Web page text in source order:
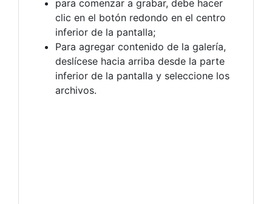
para comenzar a grabar, debe hacer
clic en el botón redondo en el centro
inferior de la pantalla;
Para agregar contenido de la galería,
deslícese hacia arriba desde la parte
inferior de la pantalla y seleccione los
archivos.